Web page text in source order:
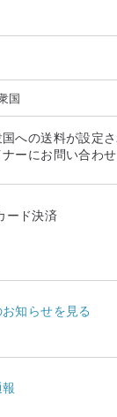
国
への送料が設定
ーにお問い合わせ
ード決済
知らせを見る